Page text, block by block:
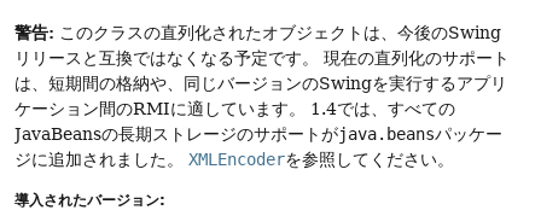
警告: このクラスの直列化されたオブジェクトは、今後のSwing
リリースと互換ではなくなる予定です。
現在の直列化のサポート
は、短期間の格納や、同じバージョンのSwingを実行するアプリ
ケーション間のRMIに適しています。
1.4では、すべての
JavaBeansの長期ストレージのサポートがjava.beansパッケー
ジに追加されました。
XMLEncoderを参照してください。
導入されたバージョン: